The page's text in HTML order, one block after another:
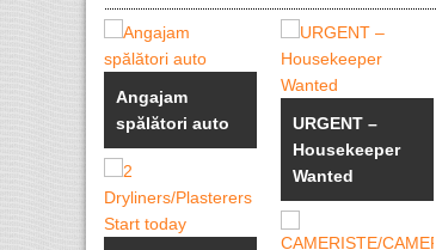
Angajam
spălători auto
URGENT –
Housekeeper
Wanted